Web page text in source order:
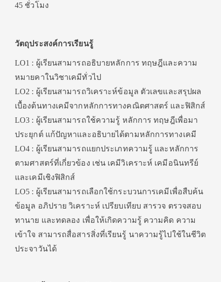
45 ชั่วโมง
วัตถุประสงค์การเรียนรู้
LO1 : ผู้เรียนสามารถอธิบายหลักการ ทฤษฎีและความ
หมายคาในวิชาเคมีทั่วไป
LO2 : ผู้เรียนสามารถวิเคราะห์ข้อมูล ตัวเลขและสรุปผล
เบื้องต้นทางเคมีจากหลักการทางคณิตศาสตร์ และฟิสิกส์
LO3 : ผู้เรียนสามารถใช้ความรู้ หลักการ ทฤษฎีเพื่อมา
ประยุกต์ แก้ปัญหาและอธิบายได้ตามหลักการทางเคมี
LO4 : ผู้เรียนสามารถแยกประเภทความรู้ และหลักการ
ตามศาสตร์ที่เกี่ยวข้อง เช่น เคมีวิเคราะห์ เคมีอนินทรีย์
และเคมีเชิงฟิสิกส์
LO5 : ผู้เรียนสามารถเลือกใช้กระบวนการเคมีเพื่อสืบค้น
ข้อมูล อภิปราย วิเคราะห์ เปรียบเทียบ สารวจ ตรวจสอบ
ทานาย และทดลอง เพื่อให้เกิดความรู้ ความคิด ความ
เข้าใจ สามารถสื่อสารสิ่งที่เรียนรู้ นาความรู้ไปใช้ในชีวิต
ประจาวันได้